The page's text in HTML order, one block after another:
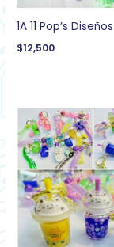
1A 11 Pop’s
$12,500